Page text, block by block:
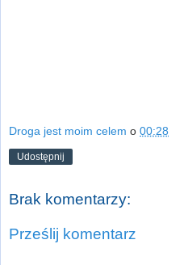
Droga jest moim celem o 00:28
Udostępnij
Brak komentarzy:
Prześlij komentarz